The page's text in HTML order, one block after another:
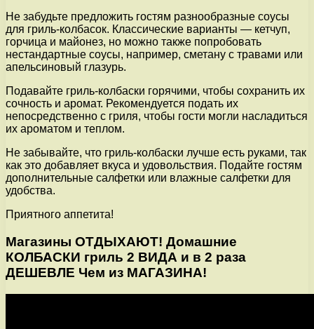
Не забудьте предложить гостям разнообразные соусы
для гриль-колбасок. Классические варианты — кетчуп,
горчица и майонез, но можно также попробовать
нестандартные соусы, например, сметану с травами или
апельсиновый глазурь.
Подавайте гриль-колбаски горячими, чтобы сохранить их
сочность и аромат. Рекомендуется подать их
непосредственно с гриля, чтобы гости могли насладиться
их ароматом и теплом.
Не забывайте, что гриль-колбаски лучше есть руками, так
как это добавляет вкуса и удовольствия. Подайте гостям
дополнительные салфетки или влажные салфетки для
удобства.
Приятного аппетита!
Магазины ОТДЫХАЮТ! Домашние
КОЛБАСКИ гриль 2 ВИДА и в 2 раза
ДЕШЕВЛЕ Чем из МАГАЗИНА!